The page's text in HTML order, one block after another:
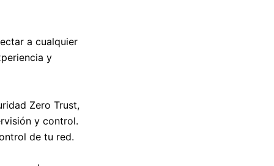
a cualquier
y
Zero Trust,
y control.
de tu red.